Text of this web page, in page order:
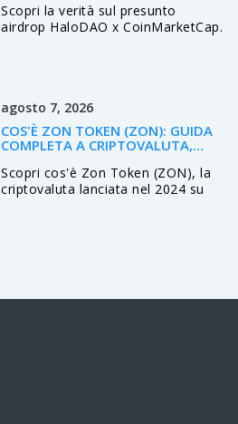
Scopri la verità sul presunto
airdrop HaloDAO x CoinMarketCap.
agosto 7, 2026
COS'È ZON TOKEN (ZON): GUIDA
COMPLETA A CRIPTOVALUTA,
Scopri cos'è Zon Token (ZON), la
criptovaluta lanciata nel 2024 su